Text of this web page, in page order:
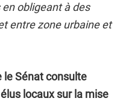
obligeant à des
entre zone urbaine et
le Sénat consulte
locaux sur la mise